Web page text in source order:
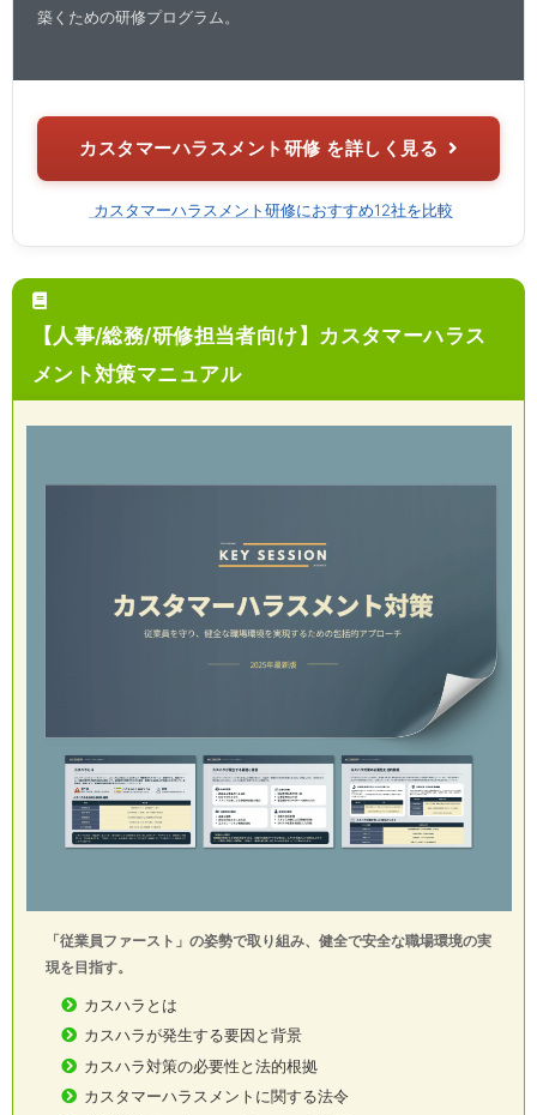
築くための研修プログラム。
カスタマーハラスメント研修 を詳しく見る
カスタマーハラスメント研修におすすめ12社を比較
【人事/総務/研修担当者向け】カスタマーハラス
メント対策マニュアル
「従業員ファースト」の姿勢で取り組み、健全で安全な職場環境の実
現を目指す。
カスハラとは
カスハラが発生する要因と背景
カスハラ対策の必要性と法的根拠
カスタマーハラスメントに関する法令